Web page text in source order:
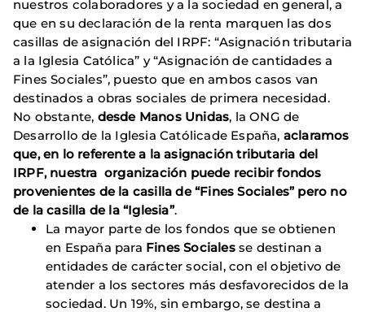
nuestros colaboradores y a la sociedad en general, a
que en su declaración de la renta marquen las dos
casillas de asignación del IRPF: “Asignación tributaria
a la Iglesia Católica” y “Asignación de cantidades a
Fines Sociales”, puesto que en ambos casos van
destinados a obras sociales de primera necesidad.
No obstante, desde Manos Unidas, la ONG de
Desarrollo de la Iglesia Católicade España, aclaramos
que, en lo referente a la asignación tributaria del
IRPF, nuestra organización puede recibir fondos
provenientes de la casilla de “Fines Sociales” pero no
de la casilla de la “Iglesia”.
La mayor parte de los fondos que se obtienen
en España para Fines Socialesse destinan a
entidades de carácter social, con el objetivo de
atender a los sectores más desfavorecidos de la
sociedad. Un 19%, sin embargo, se destina a